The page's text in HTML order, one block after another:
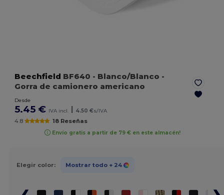
Beechfield BF640 - Blanco/Blanco -
Gorra de camionero americano
Desde
5.45 € IVA incl. 4.50 €s/IVA
4.8 18 Reseñas
Envío gratis a partir de 79 € en este almacén!
Elegir color: Mostrar todo + 24